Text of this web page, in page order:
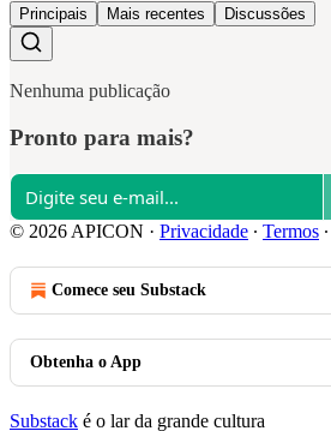
Principais Mais recentes Discussões
Nenhuma publicação
Pronto para mais?
© 2026 APICON · Privacidade ∙ Termos ∙
Comece seu Substack
Obtenha o App
Substack é o lar da grande cultura